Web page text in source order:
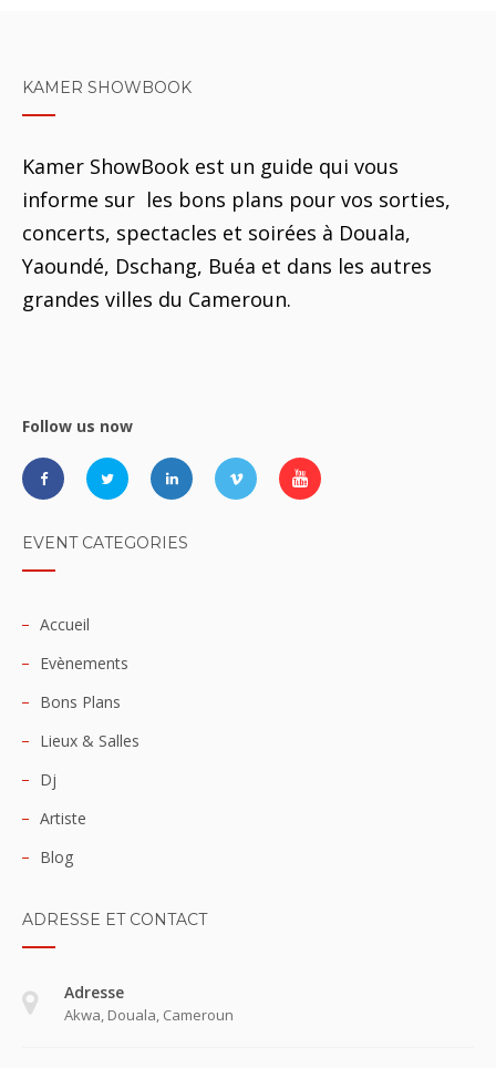
KAMER SHOWBOOK
Kamer ShowBook est un guide qui vous
informe sur les bons plans pour vos sorties,
concerts, spectacles et soirées à Douala,
Yaoundé, Dschang, Buéa et dans les autres
grandes villes du Cameroun.
Follow us now
EVENT CATEGORIES
Accueil
Evènements
Bons Plans
Lieux & Salles
Dj
Artiste
Blog
ADRESSE ET CONTACT
Adresse
Akwa, Douala, Cameroun